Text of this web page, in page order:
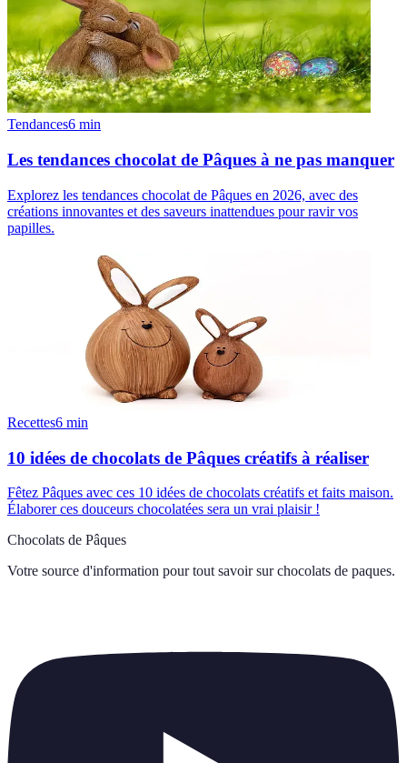
Tendances6 min
Les tendances chocolat de Pâques à ne pas manquer
Explorez les tendances chocolat de Pâques en 2026, avec des
créations innovantes et des saveurs inattendues pour ravir vos
papilles.
Recettes6 min
10 idées de chocolats de Pâques créatifs à réaliser
Fêtez Pâques avec ces 10 idées de chocolats créatifs et faits maison.
Élaborer ces douceurs chocolatées sera un vrai plaisir !
Chocolats de Pâques
Votre source d'information pour tout savoir sur chocolats de paques.